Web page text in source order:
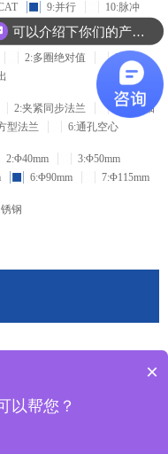
9:并行
10:脉冲
2:多圈绝对值
3:增量
2:夹紧同步法兰
3:盲孔轴
型法兰 6:通孔空心
2:Φ40mm
3:Φ50mm
6:Φ90mm 7:Φ115mm
钢
可以介绍下你们的产品么？
×
以帮您？